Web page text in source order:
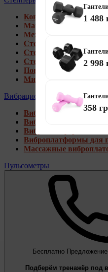
Коврики под
Магнитные степперы
Механические степперы
Степперы со стойкой
Степперы с
Степперы с
Поворотные степперы
Мини степперы
Вибрационные платформы
Виброплатформы для
Виброплатформы 4D
Виброплатформы 3D
Виброплатформы для
Массажные
Пульсометры
Бесплатно
Подберём тренажёр под
1 488
2 998
358